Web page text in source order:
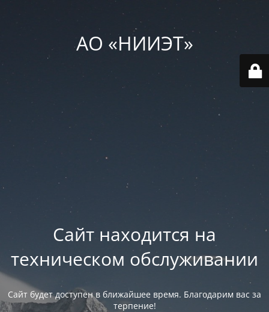
АО «НИИЭТ»
Сайт находится на
техническом обслуживании
Сайт будет доступен в ближайшее время. Благодарим вас за
терпение!